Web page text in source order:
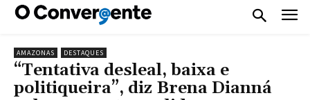
AMAZONAS DESTAQUES
“Tentativa desleal, baixa e
politiqueira”, diz Brena Dianná